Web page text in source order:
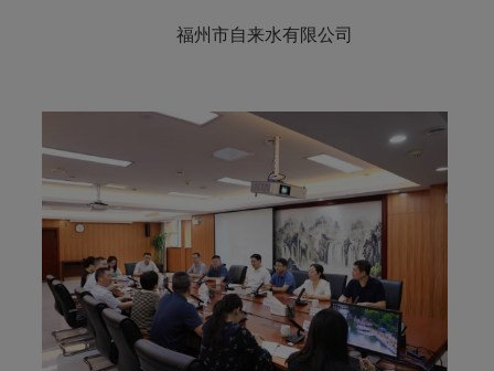
福州市自来水有限公司